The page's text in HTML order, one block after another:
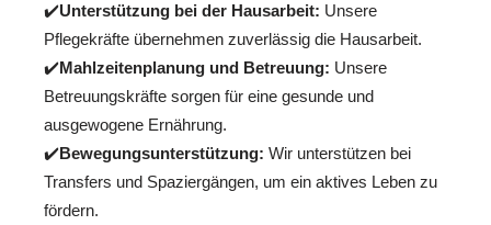
✔️Unterstützung bei der Hausarbeit: Unsere
Pflegekräfte übernehmen zuverlässig die Hausarbeit.
✔️Mahlzeitenplanung und Betreuung: Unsere
Betreuungskräfte sorgen für eine gesunde und
ausgewogene Ernährung.
✔️Bewegungsunterstützung: Wir unterstützen bei
Transfers und Spaziergängen, um ein aktives Leben zu
fördern.